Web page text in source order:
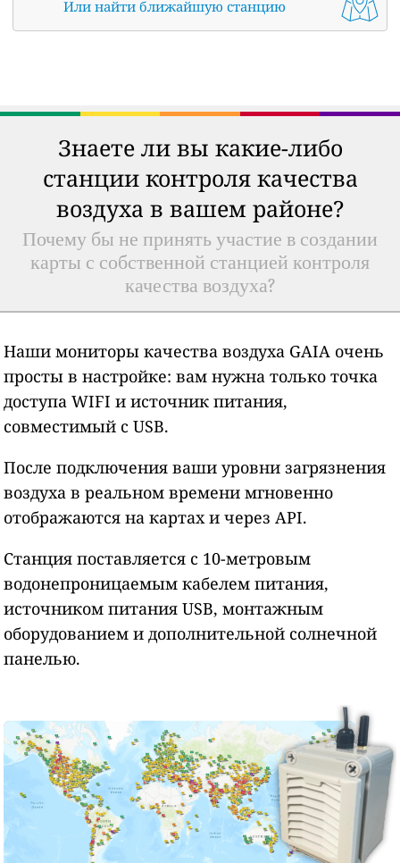
Или найти ближайшую станцию
Знаете ли вы какие-либо
станции контроля качества
воздуха в вашем районе?
Почему бы не принять участие в создании
карты с собственной станцией контроля
качества воздуха?
Наши мониторы качества воздуха GAIA очень
просты в настройке: вам нужна только точка
доступа WIFI и источник питания,
совместимый с USB.
После подключения ваши уровни загрязнения
воздуха в реальном времени мгновенно
отображаются на картах и через API.
Станция поставляется с 10-метровым
водонепроницаемым кабелем питания,
источником питания USB, монтажным
оборудованием и дополнительной солнечной
панелью.